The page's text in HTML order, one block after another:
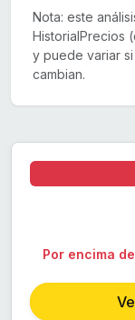
Nota: este
HistorialPrecios
y puede variar
cambian.
Por encima